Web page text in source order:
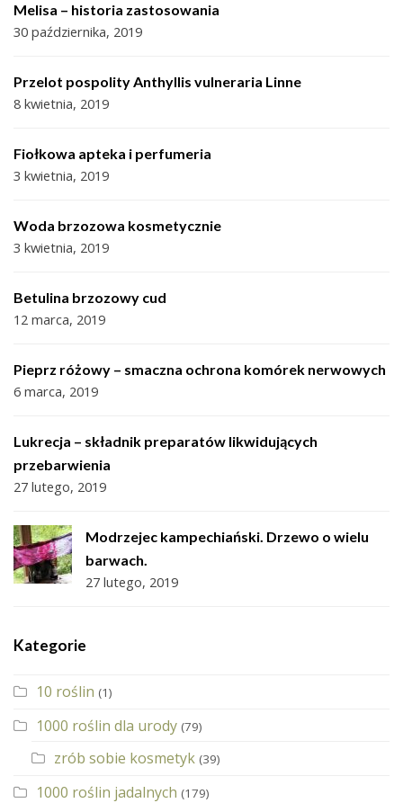
Melisa – historia zastosowania
30 października, 2019
Przelot pospolity Anthyllis vulneraria Linne
8 kwietnia, 2019
Fiołkowa apteka i perfumeria
3 kwietnia, 2019
Woda brzozowa kosmetycznie
3 kwietnia, 2019
Betulina brzozowy cud
12 marca, 2019
Pieprz różowy – smaczna ochrona komórek nerwowych
6 marca, 2019
Lukrecja – składnik preparatów likwidujących
przebarwienia
27 lutego, 2019
Modrzejec kampechiański. Drzewo o wielu
barwach.
27 lutego, 2019
Kategorie
10 roślin (1)
1000 roślin dla urody (79)
zrób sobie kosmetyk (39)
1000 roślin jadalnych (179)